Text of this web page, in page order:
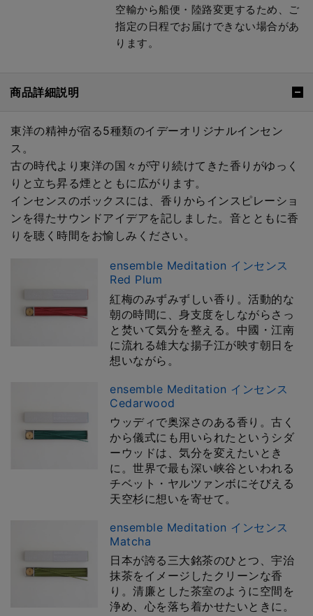
空輸から船便・陸路変更するため、ご
指定の日程でお届けできない場合があ
ります。
商品詳細説明
東洋の精神が宿る5種類のイデーオリジナルインセン
ス。
古の時代より東洋の国々が守り続けてきた香りがゆっく
りと立ち昇る煙とともに広がります。
インセンスのボックスには、香りからインスピレーショ
ンを得たサウンドアイデアを記しました。音とともに香
りを聴く時間をお愉しみください。
ensemble Meditation インセンス
Red Plum
紅梅のみずみずしい香り。活動的な
朝の時間に、身支度をしながらさっ
と焚いて気分を整える。中國・江南
に流れる雄大な揚子江が映す朝日を
想いながら。
ensemble Meditation インセンス
Cedarwood
ウッディで奥深さのある香り。古く
から儀式にも用いられたというシダ
ーウッドは、気分を変えたいとき
に。世界で最も深い峡谷といわれる
チベット・ヤルツァンボにそびえる
天空杉に想いを寄せて。
ensemble Meditation インセンス
Matcha
日本が誇る三大銘茶のひとつ、宇治
抹茶をイメージしたクリーンな香
り。清廉とした茶室のように空間を
浄め、心を落ち着かせたいときに。